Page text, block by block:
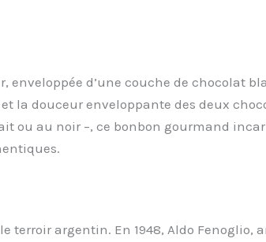
d’une couche de chocolat
la douceur enveloppante des deux
ou au noir –, ce bonbon gourmand
argentin. En 1948, Aldo Fenoglio,